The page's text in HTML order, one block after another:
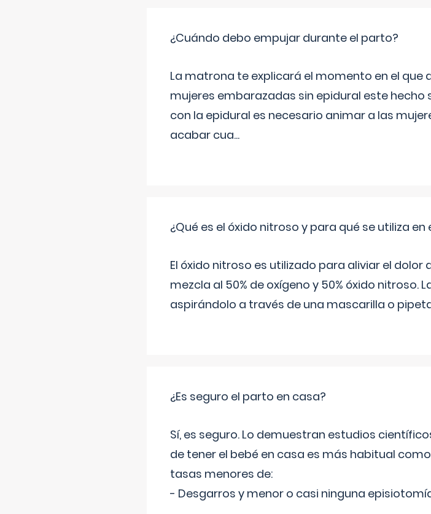
¿Cuándo debo empujar durante el parto?
La matrona te explicará el momento en el que
mujeres embarazadas sin epidural este
con la epidural es necesario animar a las
acabar cua...
¿Qué es el óxido nitroso y para qué se utiliza en
El óxido nitroso es utilizado para aliviar el
mezcla al 50% de oxígeno y 50% óxido nitroso.
aspirándolo a través de una mascarilla o
¿Es seguro el parto en casa?
Sí, es seguro. Lo demuestran estudios
de tener el bebé en casa es más habitual
tasas menores de:
- Desgarros y menor o casi ninguna